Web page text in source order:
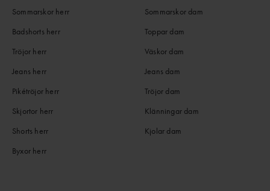
Sommarskor herr
Badshorts herr
Tröjor herr
Jeans herr
Pikétröjor herr
Skjortor herr
Shorts herr
Byxor herr
Sommarskor dam
Toppar dam
Väskor dam
Jeans dam
Tröjor dam
Klänningar dam
Kjolar dam